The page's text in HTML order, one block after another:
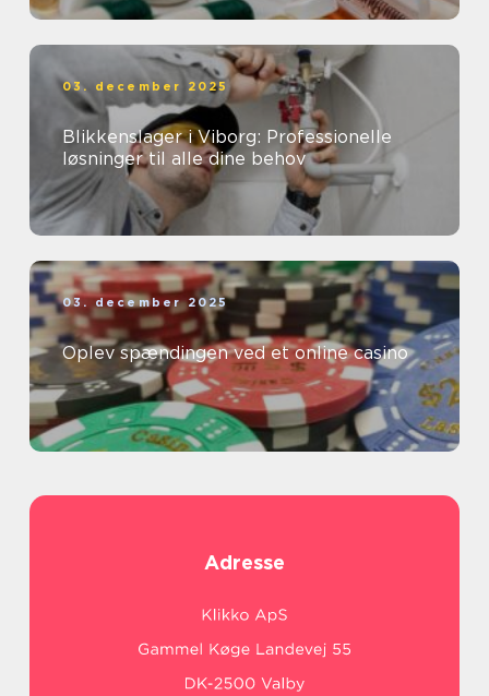
03. december 2025
Blikkenslager i Viborg: Professionelle
løsninger til alle dine behov
03. december 2025
Oplev spændingen ved et online casino
Adresse